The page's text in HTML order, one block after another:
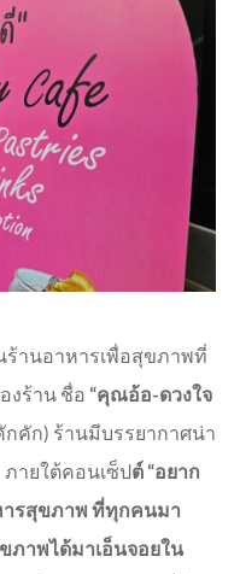
ร้านอาหารเพื่อสุขภาพที่
งร้าน ชื่อ “คุณอ้อ-ดวงใจ
กคัก) ร้านมีบรรยากาศน่า
ภายใต้คอนเซ็ปต์ “อยาก
ารสุขภาพ ที่ทุกคนมา
ภาพได้มาเอ็นจอยใน